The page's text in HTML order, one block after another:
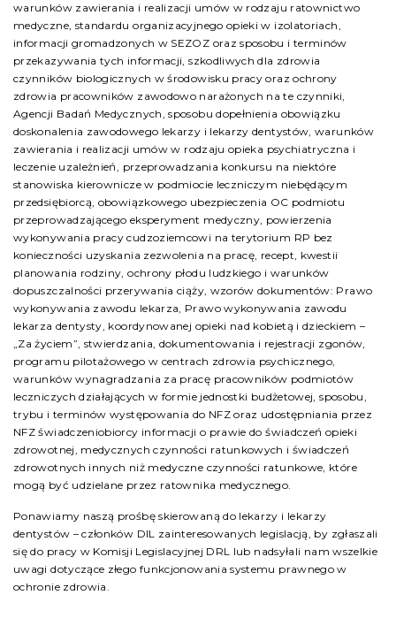
warunków zawierania i realizacji umów w rodzaju ratownictwo
medyczne, standardu organizacyjnego opieki w izolatoriach,
informacji gromadzonych w SEZOZ oraz sposobu i terminów
przekazywania tych informacji, szkodliwych dla zdrowia
czynników biologicznych w środowisku pracy oraz ochrony
zdrowia pracowników zawodowo narażonych na te czynniki,
Agencji Badań Medycznych, sposobu dopełnienia obowiązku
doskonalenia zawodowego lekarzy i lekarzy dentystów, warunków
zawierania i realizacji umów w rodzaju opieka psychiatryczna i
leczenie uzależnień, przeprowadzania konkursu na niektóre
stanowiska kierownicze w podmiocie leczniczym niebędącym
przedsiębiorcą, obowiązkowego ubezpieczenia OC podmiotu
przeprowadzającego eksperyment medyczny, powierzenia
wykonywania pracy cudzoziemcowi na terytorium RP bez
konieczności uzyskania zezwolenia na pracę, recept, kwestii
planowania rodziny, ochrony płodu ludzkiego i warunków
dopuszczalności przerywania ciąży, wzorów dokumentów: Prawo
wykonywania zawodu lekarza, Prawo wykonywania zawodu
lekarza dentysty, koordynowanej opieki nad kobietą i dzieckiem –
„Za życiem”, stwierdzania, dokumentowania i rejestracji zgonów,
programu pilotażowego w centrach zdrowia psychicznego,
warunków wynagradzania za pracę pracowników podmiotów
leczniczych działających w formie jednostki budżetowej, sposobu,
trybu i terminów występowania do NFZ oraz udostępniania przez
NFZ świadczeniobiorcy informacji o prawie do świadczeń opieki
zdrowotnej, medycznych czynności ratunkowych i świadczeń
zdrowotnych innych niż medyczne czynności ratunkowe, które
mogą być udzielane przez ratownika medycznego.
Ponawiamy naszą prośbę skierowaną do lekarzy i lekarzy
dentystów – członków DIL zainteresowanych legislacją, by zgłaszali
się do pracy w Komisji Legislacyjnej DRL lub nadsyłali nam wszelkie
uwagi dotyczące złego funkcjonowania systemu prawnego w
ochronie zdrowia.